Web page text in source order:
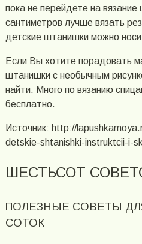
пока не перейдете на
сантиметров лучше вязать
детские штанишки можно
Если Вы хотите порадовать
штанишки с необычным
найти. Много по вязанию
бесплатно.
Источник: http://
detskie-shtanishki-instruktcii-i-
ШЕСТЬСОТ
ПОЛЕЗНЫЕ СОВЕТЫ
СОТОК